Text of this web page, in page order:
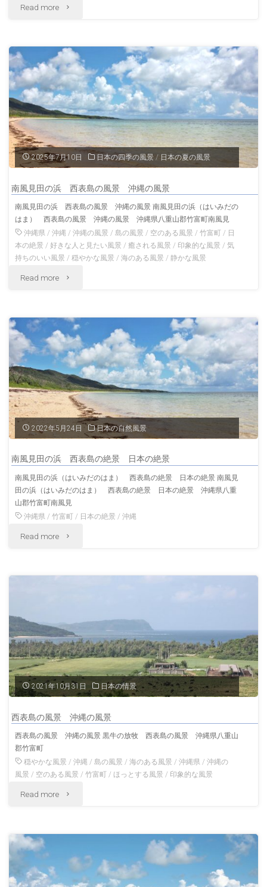
Read more "西
島
の
風
景
沖
の
風
景"
2025年7月10日 日本の四季の風景 / 日本の夏の風景
南風見田の浜 西表島の風景 沖縄の風景
南風見田の浜 西表島の風景 沖縄の風景 南風見田の浜（はいみだの
はま） 西表島の風景 沖縄の風景 沖縄県八重山郡竹富町南風見
沖縄県 /沖縄 /沖縄の風景 /島の風景 / 空のある風景 /竹富町 / 日
本の絶景 /好きな人と見たい風景 /癒される風景 / 印象的な風景 /気
持ちのいい風景 /穏やかな風景 /海のある風景 / 静かな風景
Read more "南
見
田
の
浜
西
島
の
風
景
風
景"
2022年5月24日 日本の自然風景
南風見田の浜 西表島の絶景 日本の絶景
南風見田の浜（はいみだのはま） 西表島の絶景 日本の絶景 南風見
田の浜（はいみだのはま） 西表島の絶景 日本の絶景 沖縄県八重
山郡竹富町南風見
沖縄県 /竹富町 / 日本の絶景 /沖縄
Read more "南
の
浜
西
島
絶
景
2021年10月31日 日本の情景
西表島の風景 沖縄の風景
西表島の風景 沖縄の風景 黒牛の放牧 西表島の風景 沖縄県八重山
郡竹富町
穏やかな風景 /沖縄 /島の風景 /海のある風景 /沖縄県 /沖縄の
風景 / 空のある風景 /竹富町 /ほっとする風景 / 印象的な風景
Read more "西